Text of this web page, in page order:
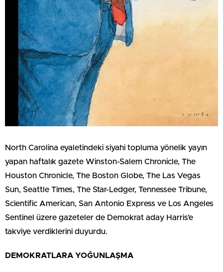
North Carolina eyaletindeki siyahi topluma yönelik yayın
yapan haftalık gazete Winston-Salem Chronicle, The
Houston Chronicle, The Boston Globe, The Las Vegas
Sun, Seattle Times, The Star-Ledger, Tennessee Tribune,
Scientific American, San Antonio Express ve Los Angeles
Sentinel üzere gazeteler de Demokrat aday Harris’e
takviye verdiklerini duyurdu.
DEMOKRATLARA YOĞUNLAŞMA